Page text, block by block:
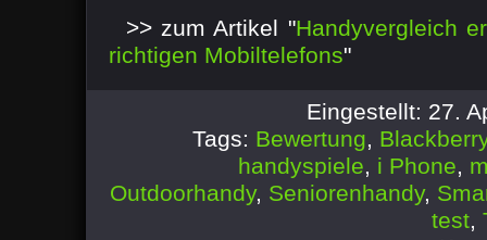
>> zum Artikel "Handyvergleich
richtigen Mobiltelefons"
Eingestellt: 27.
Tags: Bewertung, Blackberry
handyspiele, i Phone,
Outdoorhandy, Seniorenhandy,
test,